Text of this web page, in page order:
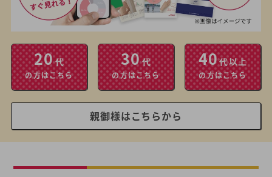
20代
の方はこちら
30代
の方はこちら
40代以上
の方はこちら
親御様はこちらから